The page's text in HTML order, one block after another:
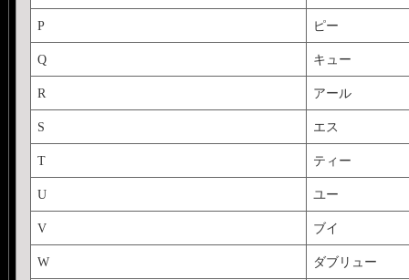
P ピー
Q キュー
R アール
S エス
T ティー
U ユー
V ブイ
W ダブリュー